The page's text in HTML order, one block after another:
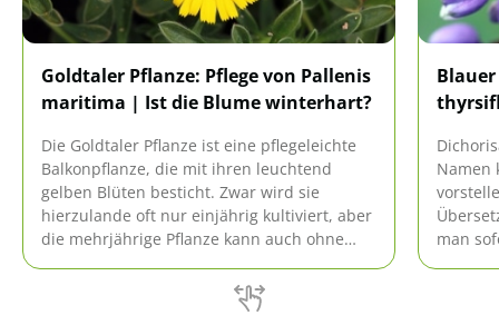
Goldtaler Pflanze: Pflege von Pallenis
maritima | Ist die Blume winterhart?
Die Goldtaler Pflanze ist eine pflegeleichte
Balkonpflanze, die mit ihren leuchtend
gelben Blüten besticht. Zwar wird sie
hierzulande oft nur einjährig kultiviert, aber
die mehrjährige Pflanze kann auch ohne
Namen
man